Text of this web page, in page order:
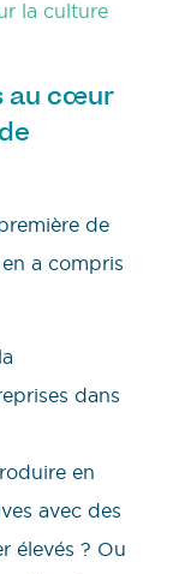
la culture
au cœur
de
a compris
dans
en
avec des
élevés ? Ou